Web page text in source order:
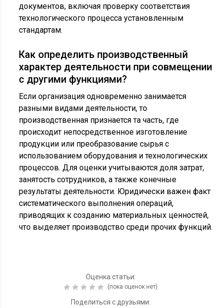
документов, включая проверку соответствия
технологического процесса установленным
стандартам.
Как определить производственный
характер деятельности при совмещении
с другими функциями?
Если организация одновременно занимается
разными видами деятельности, то
производственная признается та часть, где
происходит непосредственное изготовление
продукции или преобразование сырья с
использованием оборудования и технологических
процессов. Для оценки учитываются доля затрат,
занятость сотрудников, а также конечные
результаты деятельности. Юридически важен факт
систематического выполнения операций,
приводящих к созданию материальных ценностей,
что выделяет производство среди прочих функций.
Оценка статьи:
(пока оценок нет)
Поделиться с друзьями: